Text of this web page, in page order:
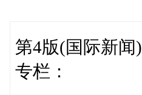
第4版(国际新闻)
专栏：